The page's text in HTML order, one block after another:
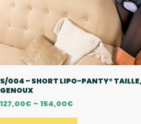
S/004 – SHORT LIPO-PANTY®
GENOUX
127,00€ – 154,00€